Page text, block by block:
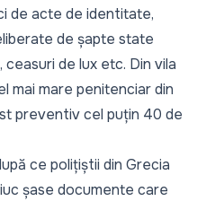
de acte de identitate,
de șapte state
ceasuri de lux etc. Din vila
mai mare penitenciar din
preventiv cel puțin 40 de
ce polițiștii din Grecia
șase documente care